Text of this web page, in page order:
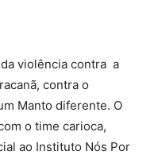
violência contra a
contra o
Manto diferente. O
o time carioca,
ao Instituto Nós Por